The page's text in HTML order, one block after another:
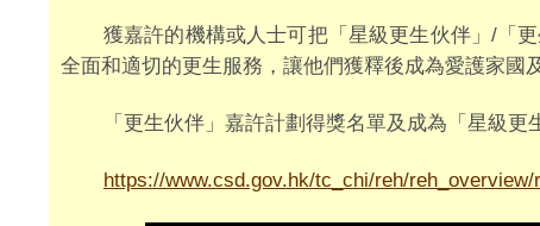
獲嘉許的機構或人士可把「星級更生伙伴」/「
全面和適切的更生服務，讓他們獲釋後成為愛護家國
「更生伙伴」嘉許計劃得獎名單及成為「星級
https://www.csd.gov.hk/tc_chi/reh/